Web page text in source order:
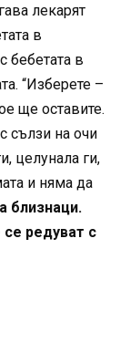
лекарят
в
бебетата в
“Изберете –
ще оставите.
сълзи на очи
целунала ги,
и няма да
близнаци.
редуват с